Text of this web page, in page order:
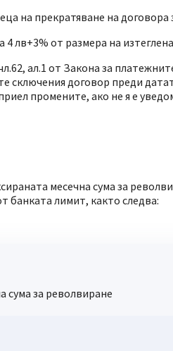
на прекратяване на договора
лв+3% от размера на
ал.1 от Закона за
сключения договор преди
промените, ако не я e
месечна сума за
банката лимит, както следва:
сума за револвиране